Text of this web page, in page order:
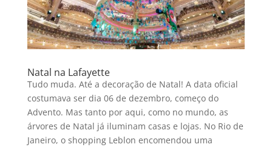
Natal na Lafayette
Tudo muda. Até a decoração de Natal! A data oficial
costumava ser dia 06 de dezembro, começo do
Advento. Mas tanto por aqui, como no mundo, as
árvores de Natal já iluminam casas e lojas. No Rio de
Janeiro, o shopping Leblon encomendou uma